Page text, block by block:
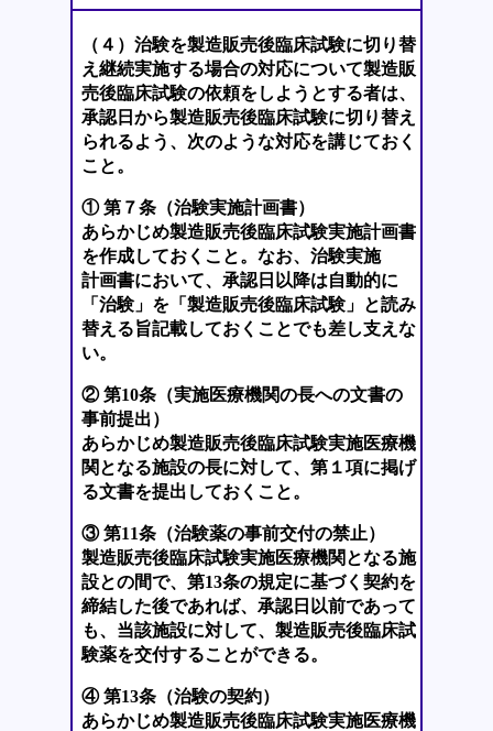
（４）治験を製造販売後臨床試験に切り替
え継続実施する場合の対応について製造販
売後臨床試験の依頼をしようとする者は、
承認日から製造販売後臨床試験に切り替え
られるよう、次のような対応を講じておく
こと。
① 第７条（治験実施計画書）
あらかじめ製造販売後臨床試験実施計画書
を作成しておくこと。なお、治験実施
計画書において、承認日以降は自動的に
「治験」を「製造販売後臨床試験」と読み
替える旨記載しておくことでも差し支えな
い。
② 第10条（実施医療機関の長への文書の
事前提出）
あらかじめ製造販売後臨床試験実施医療機
関となる施設の長に対して、第１項に掲げ
る文書を提出しておくこと。
③ 第11条（治験薬の事前交付の禁止）
製造販売後臨床試験実施医療機関となる施
設との間で、第13条の規定に基づく契約を
締結した後であれば、承認日以前であって
も、当該施設に対して、製造販売後臨床試
験薬を交付することができる。
④ 第13条（治験の契約）
あらかじめ製造販売後臨床試験実施医療機